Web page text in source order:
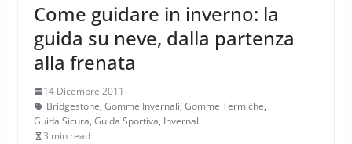
Come guidare in inverno: la
guida su neve, dalla partenza
alla frenata
14 Dicembre 2011
Bridgestone, Gomme Invernali, Gomme Termiche,
Guida Sicura, Guida Sportiva, Invernali
3 min read